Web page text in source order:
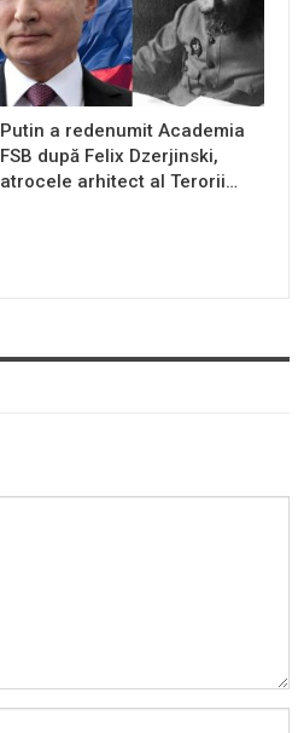
Putin a redenumit Academia
FSB după Felix Dzerjinski,
atrocele arhitect al Terorii…